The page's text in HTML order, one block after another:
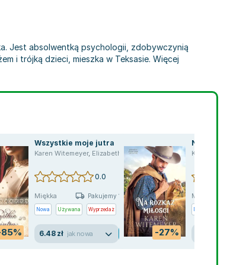
Jest absolwentką psychologii, zdobywczynią
i trójką dzieci, mieszka w Teksasie. Więcej
Wszystkie moje jutra
Karen Witemeyer, Elizabeth Camden ,Jody Hedlund
0.0
Miękka Pakujemy 10.08
Nowa Używana Wyprzedaż
6.48 zł jak nowa -27%
Na rozkaz
Karen Witemeyer
Miękka
Nowa